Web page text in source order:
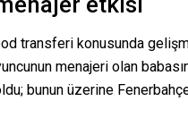
transferi konusunda
menajeri olan
bunun üzerine